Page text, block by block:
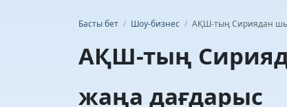
Басты бет / Шоу-бизнес / АҚШ-тың Сириядан
АҚШ-тың
жаңа дағдарыс